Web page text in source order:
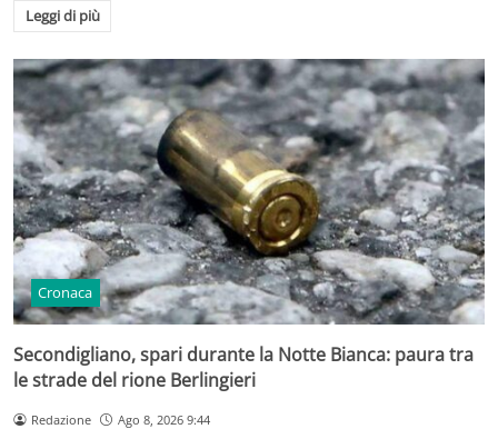
Leggi di più
Cronaca
Secondigliano, spari durante la Notte Bianca: paura tra
le strade del rione Berlingieri
Redazione Ago 8, 2026 9:44